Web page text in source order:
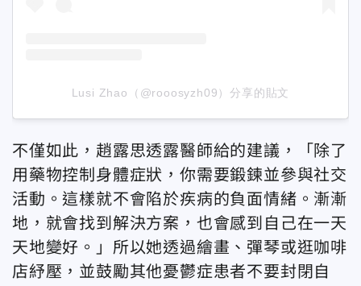
Lusi Zhao（@rooosyzh09）分享的貼文
不僅如此，趙露思透露醫師給的建議，「除了
用藥物控制身體症狀，你需要鍛鍊並參與社交
活動。這樣就不會陷於疾病的負面情緒。漸漸
地，就會找到解決方案，也會感到自己在一天
天地變好。」所以她透過繪畫、彈琴或逛咖啡
店紓壓，並鼓勵其他憂鬱症患者不要封閉自